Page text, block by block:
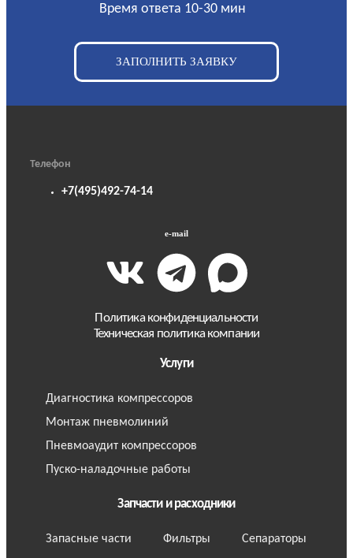
Время ответа 10-30 мин
ЗАПОЛНИТЬ ЗАЯВКУ
Телефон
+7(495)492-74-14
e-mail
Политика конфиденциальности
Техническая политика компании
Услуги
Диагностика компрессоров
Монтаж пневмолиний
Пневмоаудит компрессоров
Пуско-наладочные работы
Запчасти и расходники
Запасные части Фильтры Сепараторы